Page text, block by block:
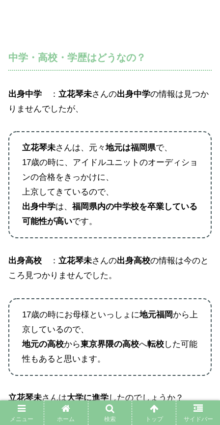
中学・高校・学歴はどうなの？
出身中学 ： 立花琴未さんの出身中学の情報は見つか
りませんでしたが、
立花琴未さんは、元々地元は福岡県で、
17歳の時に、アイドルユニットのオーディショ
ンの合格をきっかけに、
上京してきているので、
出身中学は、福岡県内の中学校を卒業している
可能性が高いです。
出身高校 ： 立花琴未さんの出身高校の情報は今のと
ころ見つかりませんでした。
17歳の時にお母様といっしょに地元福岡から上
京しているので、
地元の高校から東京界隈の高校へ転校した可能
性もあると思います。
立花琴未さんは大学に進学したのでしょうか？
メニュー ホーム 検索 トップ サイドバー